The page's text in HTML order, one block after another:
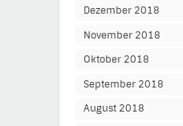
Dezember 2018
November 2018
Oktober 2018
September 2018
August 2018